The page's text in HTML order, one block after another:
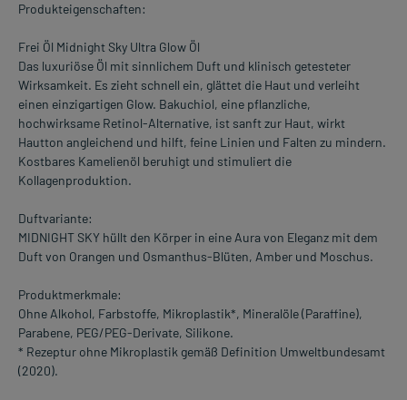
Produkteigenschaften:
Frei Öl Midnight Sky Ultra Glow Öl
Das luxuriöse Öl mit sinnlichem Duft und klinisch getesteter
Wirksamkeit. Es zieht schnell ein, glättet die Haut und verleiht
einen einzigartigen Glow. Bakuchiol, eine pflanzliche,
hochwirksame Retinol-Alternative, ist sanft zur Haut, wirkt
Hautton angleichend und hilft, feine Linien und Falten zu mindern.
Kostbares Kamelienöl beruhigt und stimuliert die
Kollagenproduktion.
Duftvariante:
MIDNIGHT SKY hüllt den Körper in eine Aura von Eleganz mit dem
Duft von Orangen und Osmanthus-Blüten, Amber und Moschus.
Produktmerkmale:
Ohne Alkohol, Farbstoffe, Mikroplastik*, Mineralöle (Paraffine),
Parabene, PEG/PEG-Derivate, Silikone.
* Rezeptur ohne Mikroplastik gemäß Definition Umweltbundesamt
(2020).